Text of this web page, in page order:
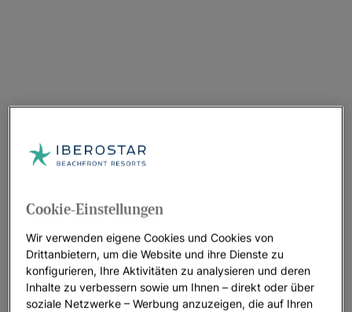
Cookie-Einstellungen
Wir verwenden eigene Cookies und Cookies von
Drittanbietern, um die Website und ihre Dienste zu
konfigurieren, Ihre Aktivitäten zu analysieren und deren
Inhalte zu verbessern sowie um Ihnen – direkt oder über
soziale Netzwerke – Werbung anzuzeigen, die auf Ihren